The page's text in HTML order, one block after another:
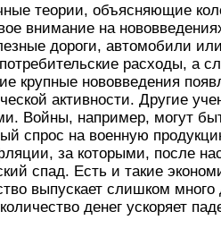
теории, объясняющие
внимание на
дороги, автомобили
расходы, а
крупные нововведения
активности. Другие
Войны, например, могут
спрос на военную
за которыми, после
спад. Есть и такие
выпускает слишком много
денег ускоряет